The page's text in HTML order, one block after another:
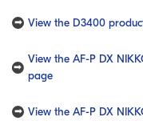
View the D3400
View the AF-P DX
page
View the AF-P DX